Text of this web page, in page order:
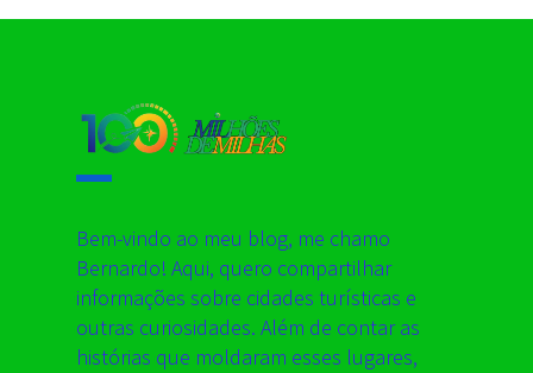
Bem-vindo ao meu blog, me chamo
Bernardo! Aqui, quero compartilhar
informações sobre cidades turísticas e
outras curiosidades. Além de contar as
histórias que moldaram esses lugares,